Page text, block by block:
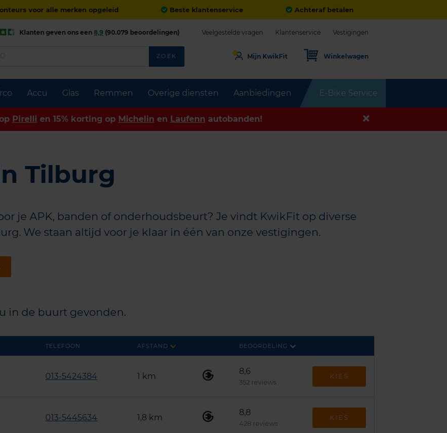
voor alle merken opgeleid Beste klantenservice Achteraf betalen
Accu Glas Remmen Overige diensten Aanbiedingen E-Bike Service
Klanten geven ons een 8,9 (90.079 beoordelingen) Veelgestelde vragen Klantenservice Vestigingen
ZOEK Mijn KwikFit Winkelwagen
Pirelli en 15% korting op Michelin en Laufenn autobanden!
Tilburg
je APK, banden of onderhoudsbeurt? Je vindt KwikFit op diverse
We staan altijd voor je klaar in één van onze vestigingen.
in de buurt gevonden.
TELEFOON AFSTAND BEOORDELING
013-5424384 1 km
8,6
352 reviews
KIES
013-5445634 1,8 km
8,8
428 reviews
KIES